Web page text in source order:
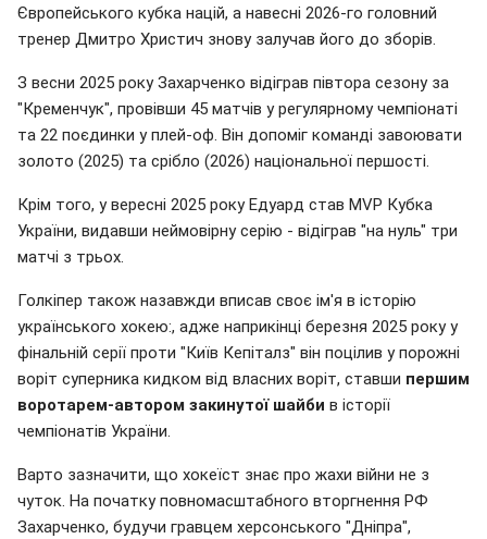
Європейського кубка націй, а навесні 2026-го головний
тренер Дмитро Христич знову залучав його до зборів.
З весни 2025 року Захарченко відіграв півтора сезону за
"Кременчук", провівши 45 матчів у регулярному чемпіонаті
та 22 поєдинки у плей-оф. Він допоміг команді завоювати
золото (2025) та срібло (2026) національної першості.
Крім того, у вересні 2025 року Едуард став MVP Кубка
України, видавши неймовірну серію - відіграв "на нуль" три
матчі з трьох.
Голкіпер також назавжди вписав своє ім'я в історію
українського хокею:, адже наприкінці березня 2025 року у
фінальній серії проти "Київ Кепіталз" він поцілив у порожні
воріт суперника кидком від власних воріт, ставши першим
воротарем-автором закинутої шайби в історії
чемпіонатів України.
Варто зазначити, що хокеїст знає про жахи війни не з
чуток. На початку повномасштабного вторгнення РФ
Захарченко, будучи гравцем херсонського "Дніпра",